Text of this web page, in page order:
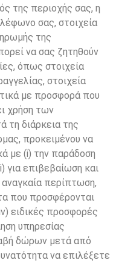
της περιοχής σας, η
σας, στοιχεία
της
να σας ζητηθούν
όπως στοιχεία
στοιχεία
με προσφορά που
χρήση των
τη διάρκεια της
προκειμένου να
με (i) την παράδοση
για επιβεβαίωση και
περίπτωση,
που προσφέρονται
ειδικές προσφορές
υπηρεσίας
δώρων μετά από
να επιλέξετε